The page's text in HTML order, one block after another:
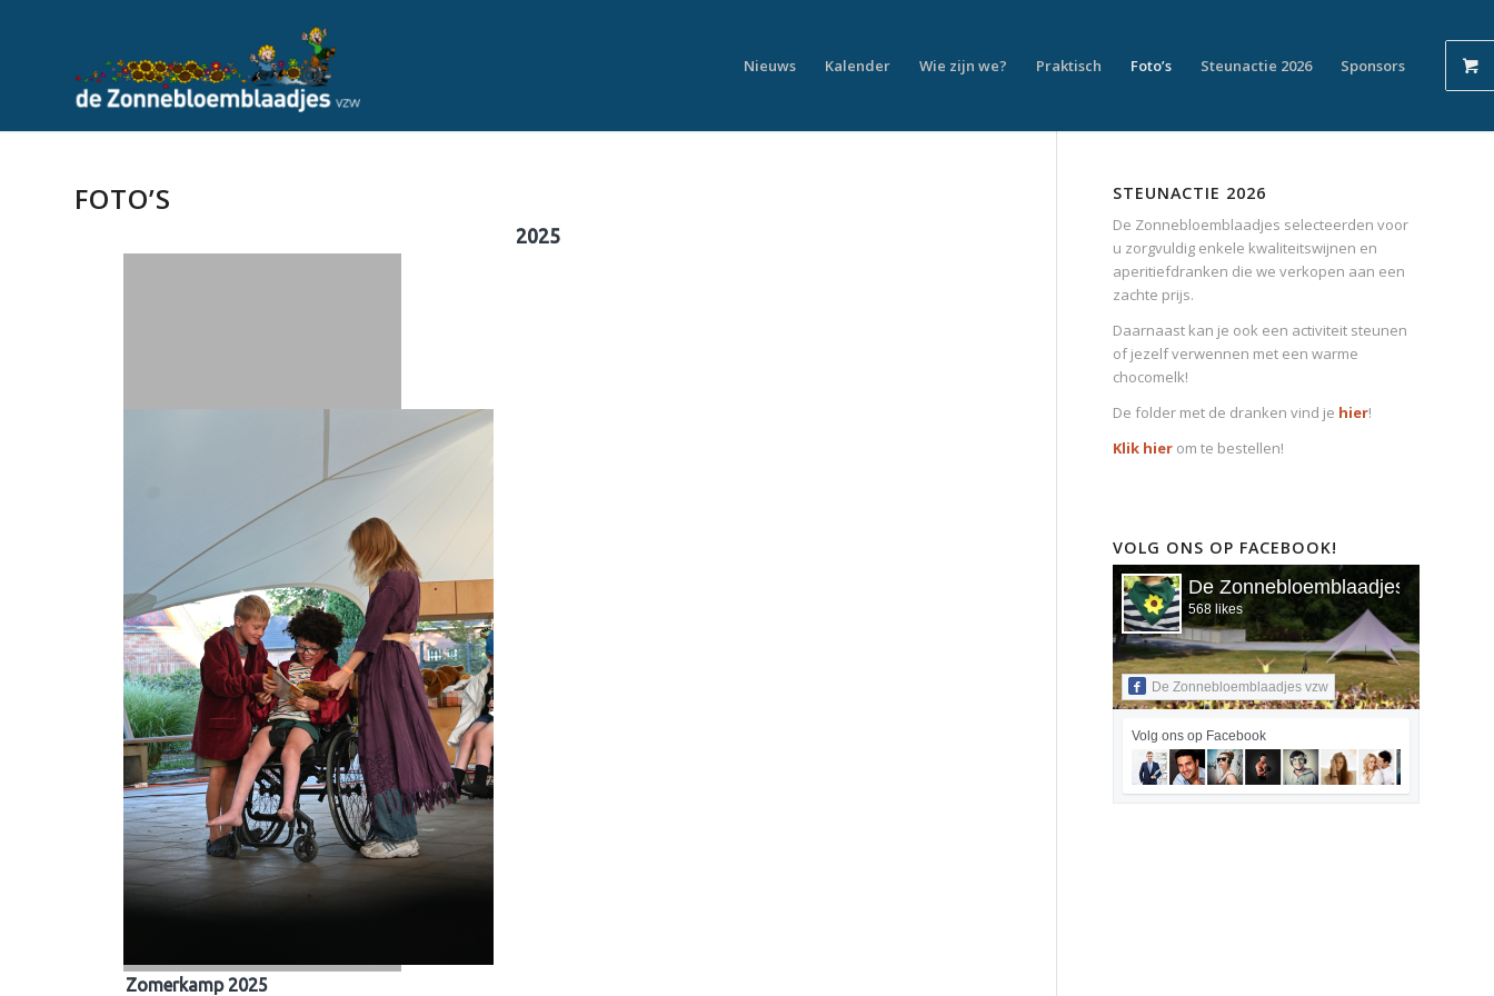
Nieuws Kalender Wie zijn we? Praktisch Foto’s Steunactie 2026 Sponsors
FOTO’S
2025
Zomerkamp 2025
STEUNACTIE 2026
De Zonnebloemblaadjes selecteerden voor
u zorgvuldig enkele kwaliteitswijnen en
aperitiefdranken die we verkopen aan een
zachte prijs.
Daarnaast kan je ook een activiteit steunen
of jezelf verwennen met een warme
chocomelk!
De folder met de dranken vind je hier!
Klik hier om te bestellen!
VOLG ONS OP FACEBOOK!
De Zonnebloemblaadjes vzw
568 likes
De Zonnebloemblaadjes vzw
Volg ons op Facebook